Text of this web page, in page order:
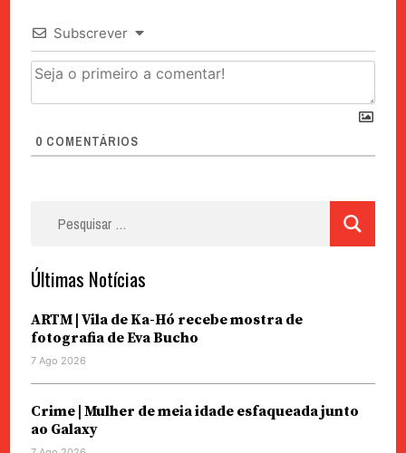
Subscrever
0 COMENTÁRIOS
Últimas Notícias
ARTM | Vila de Ka-Hó recebe mostra de
fotografia de Eva Bucho
7 Ago 2026
Crime | Mulher de meia idade esfaqueada junto
ao Galaxy